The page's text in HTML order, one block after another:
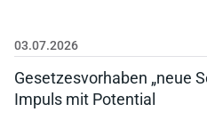
03.07.2026
Gesetzesvorhaben „neue
Impuls mit Potential